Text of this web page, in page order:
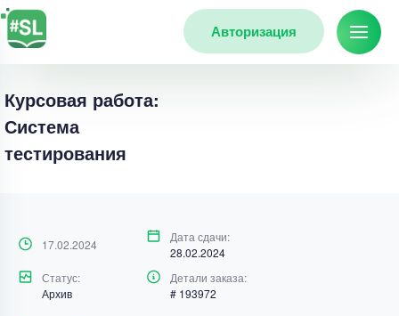
Авторизация
Курсовая работа:
Система
тестирования
17.02.2024
Дата сдачи:
28.02.2024
Статус:
Архив
Детали заказа:
# 193972